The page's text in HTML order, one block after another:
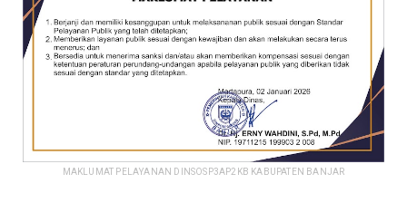
MAKLUMAT PELAYANAN DINSOSP3AP2KB KABUPATEN BANJAR